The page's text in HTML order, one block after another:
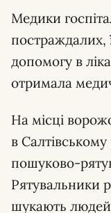
Медики
постраждалих,
допомогу в
отримала
На місці
в
пошуково-
Рятувальники
шукають